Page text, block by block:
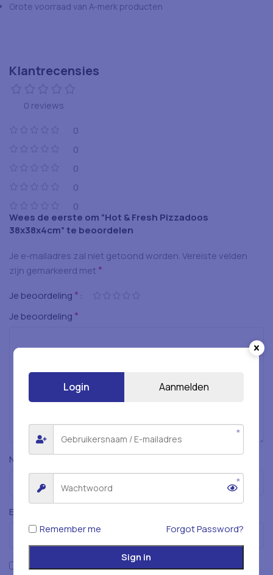
Grote voorraad van A-merk producten
Klantrecensies
0 reviews
0
0
0
0
0
Wees de eerste om “Hot & Fresh Pizzadoos
38x38x4cm” te beoordelen
Je e-mailadres zal niet getoond worden.Vereiste velden
zijn gemarkeerd met *
Je beoordeling *
Je beoordeling *
Naam *
E-mail
Mijn naam, e-mailadres en website opslaan in deze
Login Aanmelden
Remember me Forgot Password?
Sign in